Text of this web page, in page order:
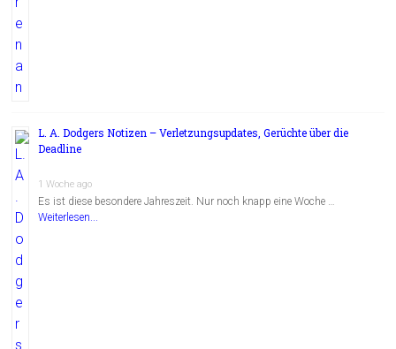
L. A. Dodgers Notizen – Verletzungsupdates, Gerüchte über die
Deadline
1 Woche ago
Es ist diese besondere Jahreszeit. Nur noch knapp eine Woche …
Weiterlesen...